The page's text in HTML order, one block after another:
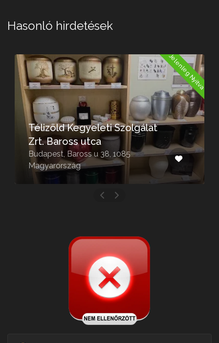
Hasonló hirdetések
Jelenleg Nyitva
Télizöld Kegyeleti Szolgálat
Zrt. Baross utca
Budapest, Baross u 38, 1085
Magyarország